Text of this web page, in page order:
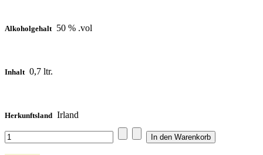
Alkoholgehalt 50 % .vol
Inhalt 0,7 ltr.
Herkunftsland Irland